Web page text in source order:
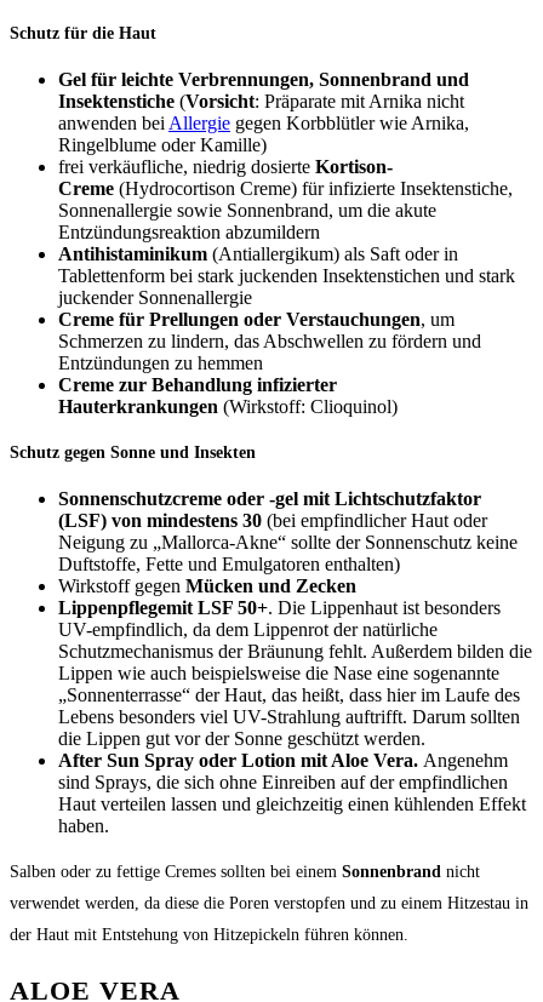
Schutz für die Haut
Gel für leichte Verbrennungen, Sonnenbrand und
Insektenstiche (Vorsicht: Präparate mit Arnika nicht
anwenden bei Allergie gegen Korbblütler wie Arnika,
Ringelblume oder Kamille)
frei verkäufliche, niedrig dosierte Kortison-
Creme (Hydrocortison Creme) für infizierte Insektenstiche,
Sonnenallergie sowie Sonnenbrand, um die akute
Entzündungsreaktion abzumildern
Antihistaminikum (Antiallergikum) als Saft oder in
Tablettenform bei stark juckenden Insektenstichen und stark
juckender Sonnenallergie
Creme für Prellungen oder Verstauchungen, um
Schmerzen zu lindern, das Abschwellen zu fördern und
Entzündungen zu hemmen
Creme zur Behandlung infizierter
Hauterkrankungen (Wirkstoff: Clioquinol)
Schutz gegen Sonne und Insekten
Sonnenschutzcreme oder -gel mit Lichtschutzfaktor
(LSF) von mindestens 30 (bei empfindlicher Haut oder
Neigung zu „Mallorca-Akne“ sollte der Sonnenschutz keine
Duftstoffe, Fette und Emulgatoren enthalten)
Wirkstoff gegen Mücken und Zecken
Lippenpflegemit LSF 50+. Die Lippenhaut ist besonders
UV-empfindlich, da dem Lippenrot der natürliche
Schutzmechanismus der Bräunung fehlt. Außerdem bilden die
Lippen wie auch beispielsweise die Nase eine sogenannte
„Sonnenterrasse“ der Haut, das heißt, dass hier im Laufe des
Lebens besonders viel UV-Strahlung auftrifft. Darum sollten
die Lippen gut vor der Sonne geschützt werden.
After Sun Spray oder Lotion mit Aloe Vera. Angenehm
sind Sprays, die sich ohne Einreiben auf der empfindlichen
Haut verteilen lassen und gleichzeitig einen kühlenden Effekt
haben.
Salben oder zu fettige Cremes sollten bei einem Sonnenbrand nicht
verwendet werden, da diese die Poren verstopfen und zu einem Hitzestau in
der Haut mit Entstehung von Hitzepickeln führen können.
ALOE VERA